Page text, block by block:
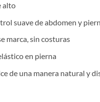
alto
suave de abdomen y
marca, sin costuras
en pierna
de una manera natural y